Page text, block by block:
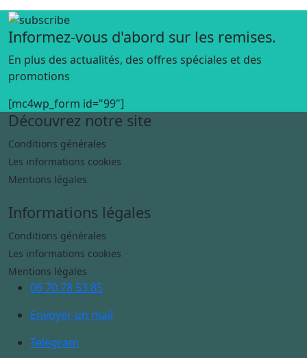
Informez-vous d'abord sur les remises.
En plus des actualités, des offres spéciales et des
promotions
[mc4wp_form id="99"]
Découvrez notre site
Conditions générales
Les informations cookies
Mentions légales
Informations légales
Conditions générales
Les informations cookies
Mentions légales
06 70 78 53 85
Envoyer un mail
Telegram